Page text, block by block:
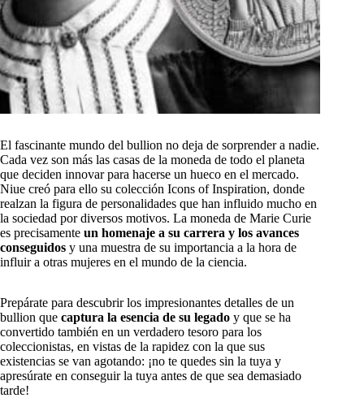
El fascinante mundo del bullion no deja de sorprender a nadie.
Cada vez son más las casas de la moneda de todo el planeta
que deciden innovar para hacerse un hueco en el mercado.
Niue creó para ello su colección Icons of Inspiration, donde
realzan la figura de personalidades que han influido mucho en
la sociedad por diversos motivos. La moneda de Marie Curie
es precisamente un homenaje a su carrera y los avances
conseguidos y una muestra de su importancia a la hora de
influir a otras mujeres en el mundo de la ciencia.
Prepárate para descubrir los impresionantes detalles de un
bullion que captura la esencia de su legado y que se ha
convertido también en un verdadero tesoro para los
coleccionistas, en vistas de la rapidez con la que sus
existencias se van agotando: ¡no te quedes sin la tuya y
apresúrate en conseguir la tuya antes de que sea demasiado
tarde!